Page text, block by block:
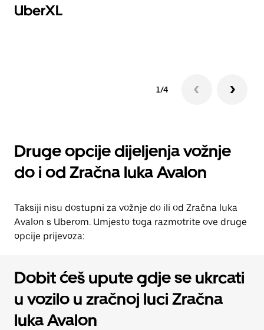
UberXL
1/4
Druge opcije dijeljenja vožnje
do i od Zračna luka Avalon
Taksiji nisu dostupni za vožnje do ili od Zračna luka
Avalon s Uberom. Umjesto toga razmotrite ove druge
opcije prijevoza:
Dobit ćeš upute gdje se ukrcati
u vozilo u zračnoj luci Zračna
luka Avalon